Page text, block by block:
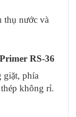
thụ nước và
RS-36
giặt, phía
không rỉ.